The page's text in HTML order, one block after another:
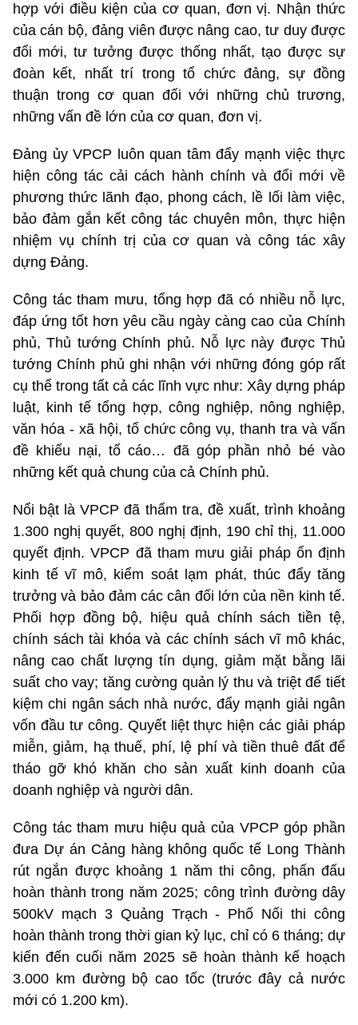
hợp với điều kiện của cơ quan, đơn vị. Nhận thức
của cán bộ, đảng viên được nâng cao, tư duy được
đổi mới, tư tưởng được thống nhất, tạo được sự
đoàn kết, nhất trí trong tổ chức đảng, sự đồng
thuận trong cơ quan đối với những chủ trương,
những vấn đề lớn của cơ quan, đơn vị.
Đảng ủy VPCP luôn quan tâm đẩy mạnh việc thực
hiện công tác cải cách hành chính và đổi mới về
phương thức lãnh đạo, phong cách, lề lối làm việc,
bảo đảm gắn kết công tác chuyên môn, thực hiện
nhiệm vụ chính trị của cơ quan và công tác xây
dựng Đảng.
Công tác tham mưu, tổng hợp đã có nhiều nỗ lực,
đáp ứng tốt hơn yêu cầu ngày càng cao của Chính
phủ, Thủ tướng Chính phủ. Nỗ lực này được Thủ
tướng Chính phủ ghi nhận với những đóng góp rất
cụ thể trong tất cả các lĩnh vực như: Xây dựng pháp
luật, kinh tế tổng hợp, công nghiệp, nông nghiệp,
văn hóa - xã hội, tổ chức công vụ, thanh tra và vấn
đề khiếu nại, tố cáo… đã góp phần nhỏ bé vào
những kết quả chung của cả Chính phủ.
Nổi bật là VPCP đã thẩm tra, đề xuất, trình khoảng
1.300 nghị quyết, 800 nghị định, 190 chỉ thị, 11.000
quyết định. VPCP đã tham mưu giải pháp ổn định
kinh tế vĩ mô, kiểm soát lạm phát, thúc đẩy tăng
trưởng và bảo đảm các cân đối lớn của nền kinh tế.
Phối hợp đồng bộ, hiệu quả chính sách tiền tệ,
chính sách tài khóa và các chính sách vĩ mô khác,
nâng cao chất lượng tín dụng, giảm mặt bằng lãi
suất cho vay; tăng cường quản lý thu và triệt để tiết
kiệm chi ngân sách nhà nước, đẩy mạnh giải ngân
vốn đầu tư công. Quyết liệt thực hiện các giải pháp
miễn, giảm, hạ thuế, phí, lệ phí và tiền thuê đất để
tháo gỡ khó khăn cho sản xuất kinh doanh của
doanh nghiệp và người dân.
Công tác tham mưu hiệu quả của VPCP góp phần
đưa Dự án Cảng hàng không quốc tế Long Thành
rút ngắn được khoảng 1 năm thi công, phấn đấu
hoàn thành trong năm 2025; công trình đường dây
500kV mạch 3 Quảng Trạch - Phố Nối thi công
hoàn thành trong thời gian kỷ lục, chỉ có 6 tháng; dự
kiến đến cuối năm 2025 sẽ hoàn thành kế hoạch
3.000 km đường bộ cao tốc (trước đây cả nước
mới có 1.200 km).